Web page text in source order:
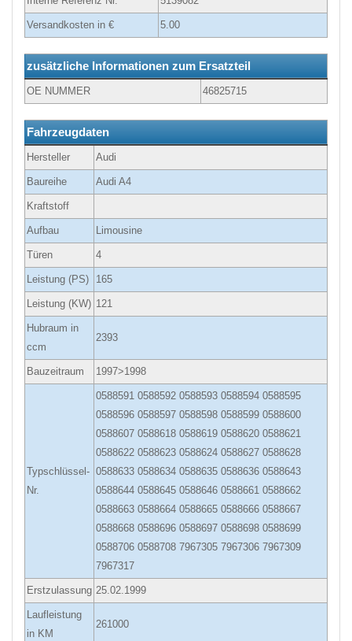
Versandkosten in € 5.00
zusätzliche Informationen zum Ersatzteil
OE NUMMER 46825715
Fahrzeugdaten
Hersteller Audi
Baureihe Audi A4
Kraftstoff
Aufbau Limousine
Türen 4
Leistung (PS) 165
Leistung (KW) 121
Hubraum in
ccm
2393
Bauzeitraum 1997>1998
Typschlüssel-
Nr.
0588591 0588592 0588593 0588594 0588595
0588596 0588597 0588598 0588599 0588600
0588607 0588618 0588619 0588620 0588621
0588622 0588623 0588624 0588627 0588628
0588633 0588634 0588635 0588636 0588643
0588644 0588645 0588646 0588661 0588662
0588663 0588664 0588665 0588666 0588667
0588668 0588696 0588697 0588698 0588699
0588706 0588708 7967305 7967306 7967309
7967317
Erstzulassung 25.02.1999
Laufleistung
in KM
261000